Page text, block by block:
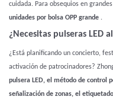
cuidada. Para obsequios en
unidades por bolsa OPP grande .
¿Necesitas pulseras LED
¿Está planificando un concierto,
activación de patrocinadores?
pulsera LED, el método de control
señalización de zonas, el